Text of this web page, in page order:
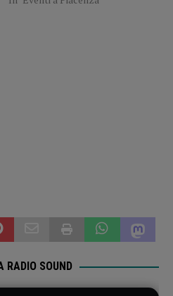
RADIO SOUND